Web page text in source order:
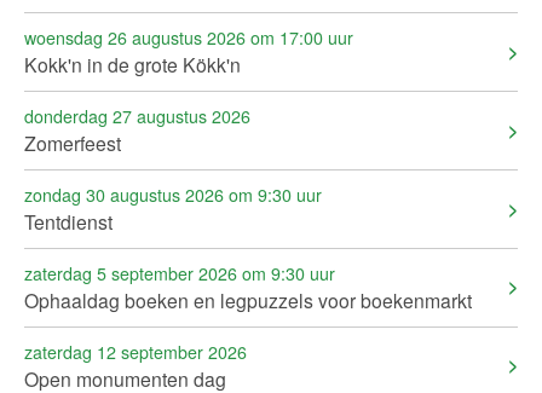
woensdag 26 augustus 2026 om 17:00 uur
Kokk'n in de grote Kökk'n
donderdag 27 augustus 2026
Zomerfeest
zondag 30 augustus 2026 om 9:30 uur
Tentdienst
zaterdag 5 september 2026 om 9:30 uur
Ophaaldag boeken en legpuzzels voor boekenmarkt
zaterdag 12 september 2026
Open monumenten dag